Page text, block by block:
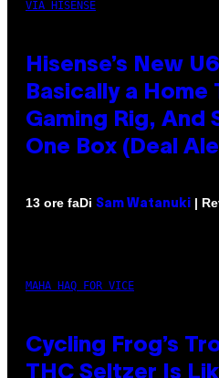
VIA HISENSE
Hisense’s New
Basically a Home
Gaming Rig, And
One Box (Deal
13 ore faDi Sam Watanuki |
MAHA HAQ FOR VICE
Cycling Frog’s
THC Seltzer Is